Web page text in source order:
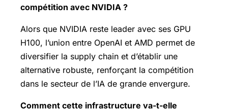
compétition avec NVIDIA ?
Alors que NVIDIA reste leader avec ses GPU
H100, l’union entre OpenAI et AMD permet de
diversifier la supply chain et d’établir une
alternative robuste, renforçant la compétition
dans le secteur de l’IA de grande envergure.
Comment cette infrastructure va-t-elle